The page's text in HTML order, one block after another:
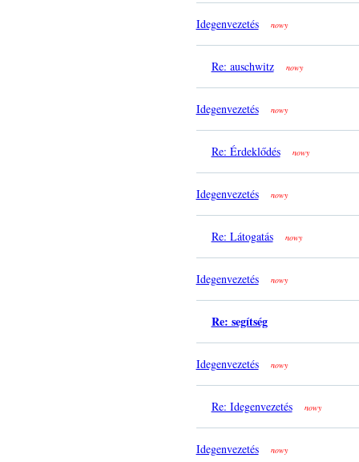
Idegenvezetés nowy
Re: auschwitz nowy
Idegenvezetés nowy
Re: Érdeklődés nowy
Idegenvezetés nowy
Re: Látogatás nowy
Idegenvezetés nowy
Re: segítség
Idegenvezetés nowy
Re: Idegenvezetés nowy
Idegenvezetés nowy